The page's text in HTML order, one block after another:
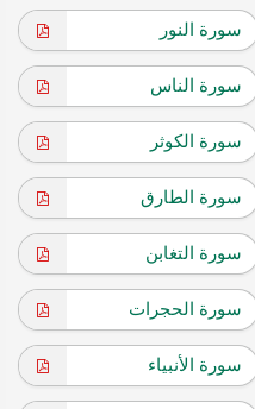
سورة النور
سورة الناس
سورة الكوثر
سورة الطارق
سورة التغابن
سورة الحجرات
سورة الأنبياء